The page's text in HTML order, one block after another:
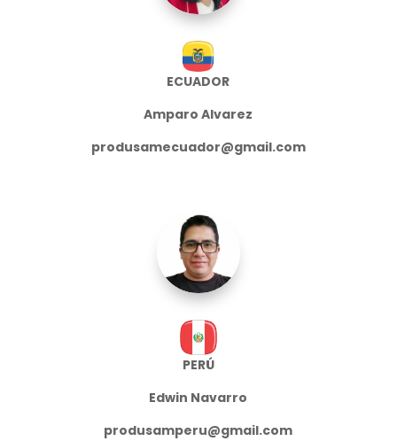
ECUADOR
Amparo Alvarez
produsamecuador@gmail.com
PERÚ
Edwin Navarro
produsamperu@gmail.com